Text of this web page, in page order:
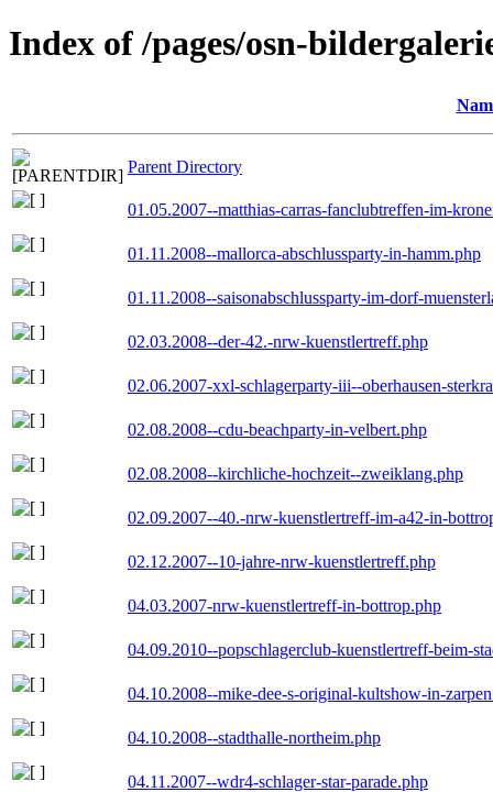
Index of /pages/osn-
Parent Directory
01.05.2007--matthias-carras-fanclubtreffen-im-
01.11.2008--mallorca-abschlussparty-in-hamm.php
01.11.2008--saisonabschlussparty-im-dorf-
02.03.2008--der-42.-nrw-kuenstlertreff.php
02.06.2007-xxl-schlagerparty-iii--oberhausen-
02.08.2008--cdu-beachparty-in-velbert.php
02.08.2008--kirchliche-hochzeit--zweiklang.php
02.09.2007--40.-nrw-kuenstlertreff-im-a42-in-
02.12.2007--10-jahre-nrw-kuenstlertreff.php
04.03.2007-nrw-kuenstlertreff-in-bottrop.php
04.09.2010--popschlagerclub-kuenstlertreff-beim-
04.10.2008--mike-dee-s-original-kultshow-in-
04.10.2008--stadthalle-northeim.php
04.11.2007--wdr4-schlager-star-parade.php